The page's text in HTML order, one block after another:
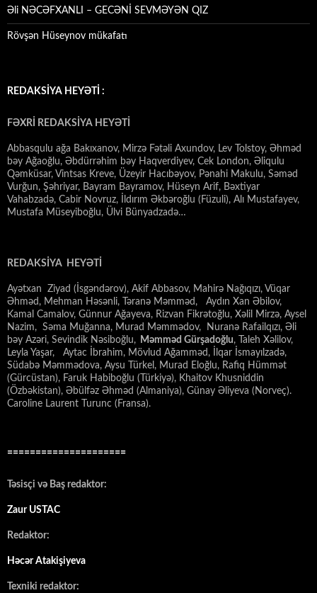
Əli NƏCƏFXANLI – GECƏNİ SEVMƏYƏN QIZ
Rövşən Hüseynov mükafatı
REDAKSİYA HEYƏTİ :
FƏXRİ REDAKSİYA HEYƏTİ
Abbasqulu ağa Bakıxanov, Mirzə Fətəli Axundov, Lev Tolstoy, Əhməd
bəy Ağaoğlu, Əbdürrəhim bəy Haqverdiyev, Cek London, Əliqulu
Qəmküsar, Vintsas Kreve, Üzeyir Hacıbəyov, Pənahi Makulu, Səməd
Vurğun, Şəhriyar, Bayram Bayramov, Hüseyn Arif, Bəxtiyar
Vahabzadə, Cabir Novruz, İldırım Əkbəroğlu (Füzuli), Alı Mustafayev,
Mustafa Müseyiboğlu, Ülvi Bünyadzadə…
REDAKSİYA HEYƏTİ
Ayətxan Ziyad (İsgəndərov), Akif Abbasov, Mahirə Nağıqızı, Vüqar
Əhməd, Mehman Həsənli, Təranə Məmməd, Aydın Xan Əbilov,
Kamal Camalov, Günnur Ağayeva, Rizvan Fikrətoğlu, Xəlil Mirzə, Aysel
Nazim, Səma Muğanna, Murad Məmmədov, Nuranə Rafailqızı, Əli
bəy Azəri, Sevindik Nəsiboğlu, Məmməd Gürşadoğlu, Taleh Xəlilov,
Leyla Yaşar, Aytac İbrahim, Mövlud Ağamməd, İlqar İsmayılzadə,
Südabə Məmmədova, Aysu Türkel, Murad Eloğlu, Rafiq Hümmət
(Gürcüstan), Faruk Habiboğlu (Türkiyə), Khaitov Khusniddin
(Özbəkistan), Əbülfəz Əhməd (Almaniya), Günay Əliyeva (Norveç).
Caroline Laurent Turunc (Fransa).
=====================
Təsisçi və Baş redaktor:
Zaur USTAC
Redaktor:
Həcər Atakişiyeva
Texniki redaktor: